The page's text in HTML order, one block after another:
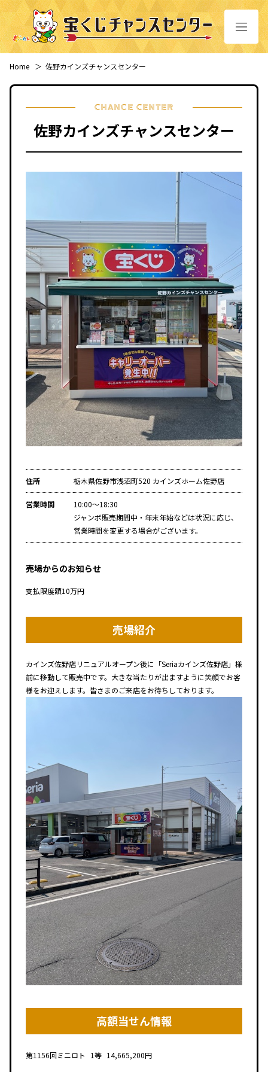
Home ＞ 佐野カインズチャンスセンター
CHANCE CENTER
佐野カインズチャンスセンター
住所 栃木県佐野市浅沼町520 カインズホーム佐野店
営業時間
10:00～18:30
ジャンボ販売期間中・年末年始などは状況に応じ、
営業時間を変更する場合がございます。
売場からのお知らせ
支払限度額10万円
売場紹介
カインズ佐野店リニュアルオープン後に「Seriaカインズ佐野店」様
前に移動して販売中です。大きな当たりが出ますように笑顔でお客
様をお迎えします。皆さまのご来店をお待ちしております。
高額当せん情報
第1156回ミニロト 1等 14,665,200円